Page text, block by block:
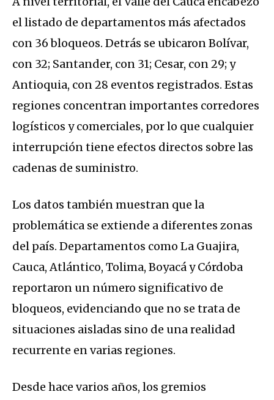
el listado de departamentos más afectados
con 36 bloqueos. Detrás se ubicaron Bolívar,
con 32; Santander, con 31; Cesar, con 29; y
Antioquia, con 28 eventos registrados. Estas
regiones concentran importantes corredores
logísticos y comerciales, por lo que cualquier
interrupción tiene efectos directos sobre las
cadenas de suministro.
Los datos también muestran que la
problemática se extiende a diferentes zonas
del país. Departamentos como La Guajira,
Cauca, Atlántico, Tolima, Boyacá y Córdoba
reportaron un número significativo de
bloqueos, evidenciando que no se trata de
situaciones aisladas sino de una realidad
recurrente en varias regiones.
Desde hace varios años, los gremios